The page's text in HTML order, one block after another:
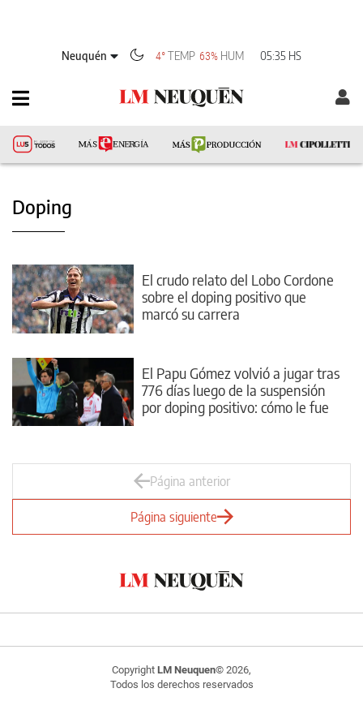
Neuquén 4° TEMP 63% HUM 05:35 HS
Doping
El crudo relato del Lobo Cordone
sobre el doping positivo que
marcó su carrera
El Papu Gómez volvió a jugar tras
776 días luego de la suspensión
por doping positivo: cómo le fue
Página anterior
Página siguiente
Copyright LM Neuquen© 2026,
Todos los derechos reservados